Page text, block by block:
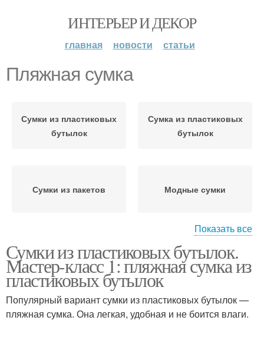
ИНТЕРЬЕР И ДЕКОР
главная новости статьи
Пляжная сумка
Сумки из пластиковых
бутылок
Сумка из пластиковых
бутылок
Сумки из пакетов Модные сумки
Пляжные сумки Сумки из бутылок
Простая сумка Прозрачная сумка
Показать все
Сумки из пластиковых бутылок.
Мастер-класс 1: пляжная сумка из
пластиковых бутылок
Популярный вариант сумки из пластиковых бутылок —
пляжная сумка. Она легкая, удобная и не боится влаги.